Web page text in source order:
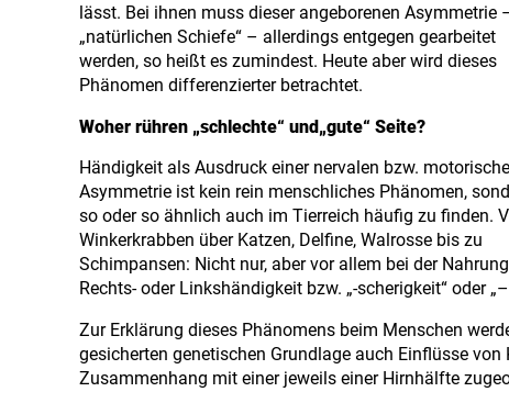
lässt. Bei ihnen muss dieser angeborenen Asymmetrie
„natürlichen Schiefe“ – allerdings entgegen gearbeitet
werden, so heißt es zumindest. Heute aber wird dieses
Phänomen differenzierter betrachtet.
Woher rühren „schlechte“ und„gute“ Seite?
Händigkeit als Ausdruck einer nervalen bzw.
Asymmetrie ist kein rein menschliches Phänomen,
so oder so ähnlich auch im Tierreich häufig zu finden.
Winkerkrabben über Katzen, Delfine, Walrosse bis zu
Schimpansen: Nicht nur, aber vor allem bei der
Rechts- oder Linkshändigkeit bzw. „-scherigkeit“ oder
Zur Erklärung dieses Phänomens beim Menschen
gesicherten genetischen Grundlage auch Einflüsse
Zusammenhang mit einer jeweils einer Hirnhälfte